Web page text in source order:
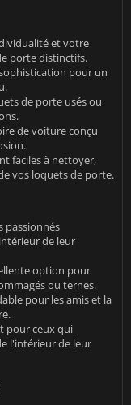
et votre
porte distinctifs.
pour un
de porte usés ou
de voiture conçu
faciles à nettoyer,
vos loquets de porte.
passionnés
de leur
option pour
ou ternes.
pour les amis et la
pour ceux qui
l'intérieur de leur